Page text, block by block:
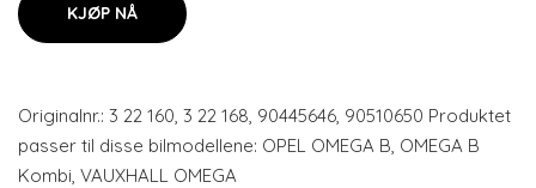
KJØP NÅ
Originalnr.: 3 22 160, 3 22 168, 90445646, 90510650 Produktet
passer til disse bilmodellene: OPEL OMEGA B, OMEGA B
Kombi, VAUXHALL OMEGA